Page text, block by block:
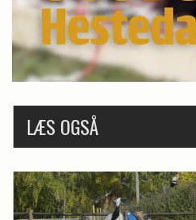
LÆS OGSÅ